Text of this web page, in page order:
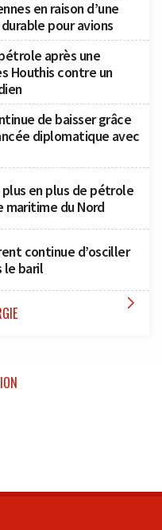
en raison d’une
pour avions
après une
Houthis contre un
de baisser grâce
diplomatique avec
en plus de pétrole
maritime du Nord
continue d’osciller
le baril
